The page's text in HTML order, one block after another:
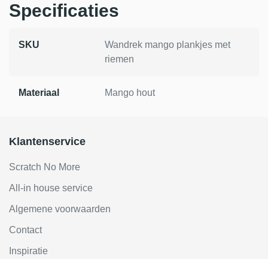
Specificaties
SKU
Wandrek mango plankjes met
riemen
Materiaal Mango hout
Klantenservice
Scratch No More
All-in house service
Algemene voorwaarden
Contact
Inspiratie